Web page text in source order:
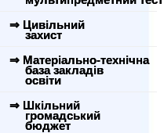
⇒ Цивільний
захист
⇒ Матеріально-технічна
база закладів
освіти
⇒ Шкільний
громадський
бюджет